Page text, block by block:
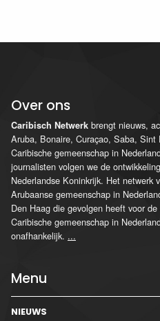
Over ons
Caribisch Netwerk brengt nieuws,
Aruba, Bonaire, Curaçao, Saba,
Caribische gemeenschap in
journalisten volgen we de
Nederlandse Koninkrijk. Het netwerk
Arubaanse gemeenschap in
Den Haag die gevolgen heeft voor
Caribische gemeenschap in
onafhankelijk. ...
Menu
NIEUWS